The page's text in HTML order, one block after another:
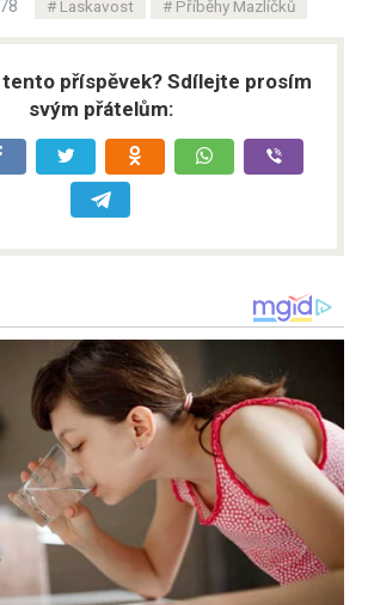
Laskavost Příběhy Mazlíčků
příspěvek? Sdílejte prosím
svým přátelům: